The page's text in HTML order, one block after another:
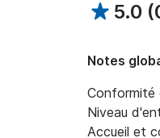
5.0 (
Notes
Conformité
Niveau
Accueil et